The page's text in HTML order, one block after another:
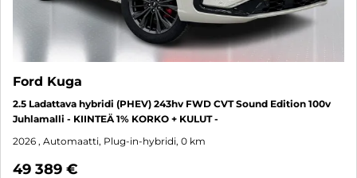
Ford Kuga
2.5 Ladattava hybridi (PHEV) 243hv FWD CVT Sound Edition 100v
Juhlamalli - KIINTEÄ 1% KORKO + KULUT -
2026 , Automaatti, Plug-in-hybridi, 0 km
49 389 €